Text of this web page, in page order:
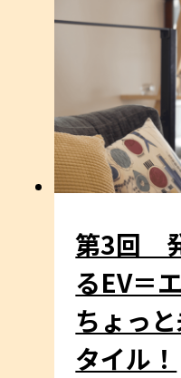
第3回
るEV＝
ちょっ
タイル！